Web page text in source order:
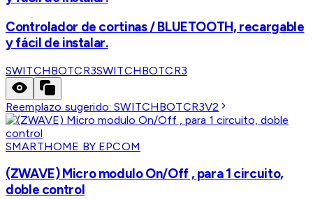
Controlador de cortinas / BLUETOOTH, recargable
y fácil de instalar.
SWITCHBOTCR3SWITCHBOTCR3
Reemplazo sugerido:SWITCHBOTCR3V2
SMARTHOME BY EPCOM
(ZWAVE) Micro modulo On/Off , para 1 circuito,
doble control